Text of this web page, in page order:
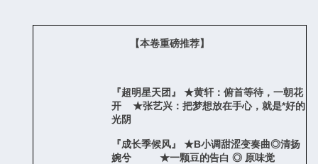
【本卷重磅推荐】
『超明星天团』 ★黄轩：俯首等待，一朝花
开 ★张艺兴：把梦想放在手心，就是*好的
光阴
『成长季候风』 ★B小调甜涩变奏曲◎清扬
婉兮 ★一颗豆的告白 ◎ 原味觉